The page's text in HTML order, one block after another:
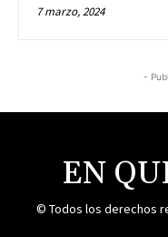
7 marzo, 2024
-
EN
© Todos los derechos